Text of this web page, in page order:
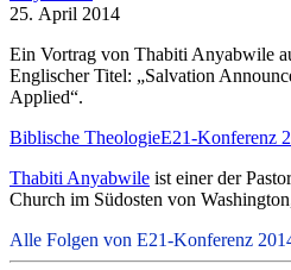
25. April 2014
Ein Vortrag von Thabiti Anyabwile
Englischer Titel: „Salvation
Applied“.
Biblische TheologieE21-Konferenz
Thabiti Anyabwile ist einer der
Church im Südosten von
Alle Folgen von E21-Konferenz